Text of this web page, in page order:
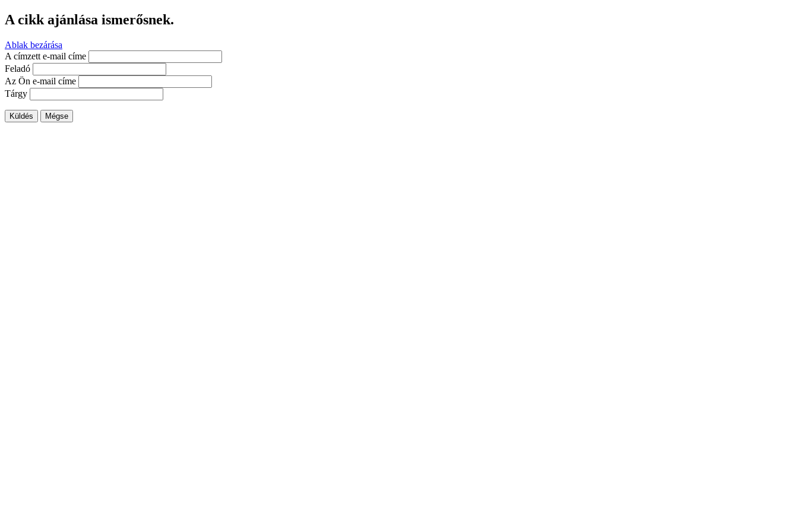
A cikk ajánlása ismerősnek.
Ablak bezárása
A címzett e-mail címe
Feladó
Az Ön e-mail címe
Tárgy
Küldés Mégse